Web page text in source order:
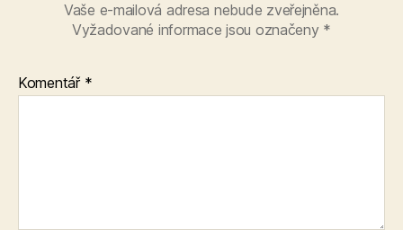
Vaše e-mailová adresa nebude zveřejněna.
Vyžadované informace jsou označeny *
Komentář *